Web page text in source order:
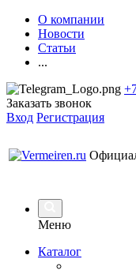
О компании
Новости
Статьи
...
Заказать звонок
Вход Регистрация
Меню
Каталог